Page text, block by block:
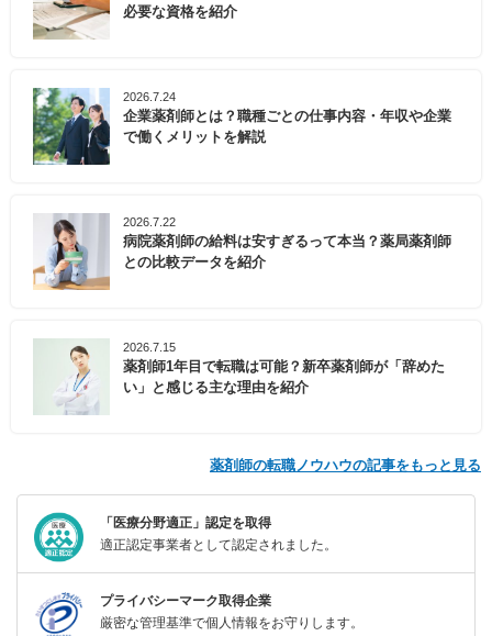
必要な資格を紹介
2026.7.24
企業薬剤師とは？職種ごとの仕事内容・年収や企業
で働くメリットを解説
2026.7.22
病院薬剤師の給料は安すぎるって本当？薬局薬剤師
との比較データを紹介
2026.7.15
薬剤師1年目で転職は可能？新卒薬剤師が「辞めた
い」と感じる主な理由を紹介
薬剤師の転職ノウハウの記事をもっと見る
「医療分野適正」認定を取得
適正認定事業者として認定されました。
プライバシーマーク取得企業
厳密な管理基準で個人情報をお守りします。